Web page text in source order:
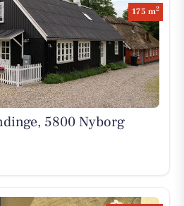
175 m2
5800 Nyborg